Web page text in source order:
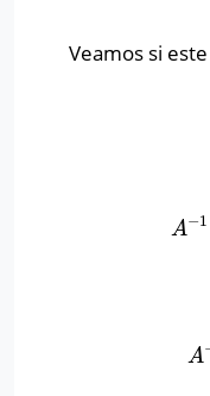
Veamos si
A−1
A−
AA